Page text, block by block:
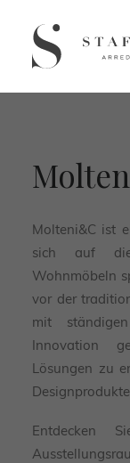
Molteni&C ist
sich auf die
Wohnmöbeln
vor der
mit
Innovation
Lösungen zu
Entdecken